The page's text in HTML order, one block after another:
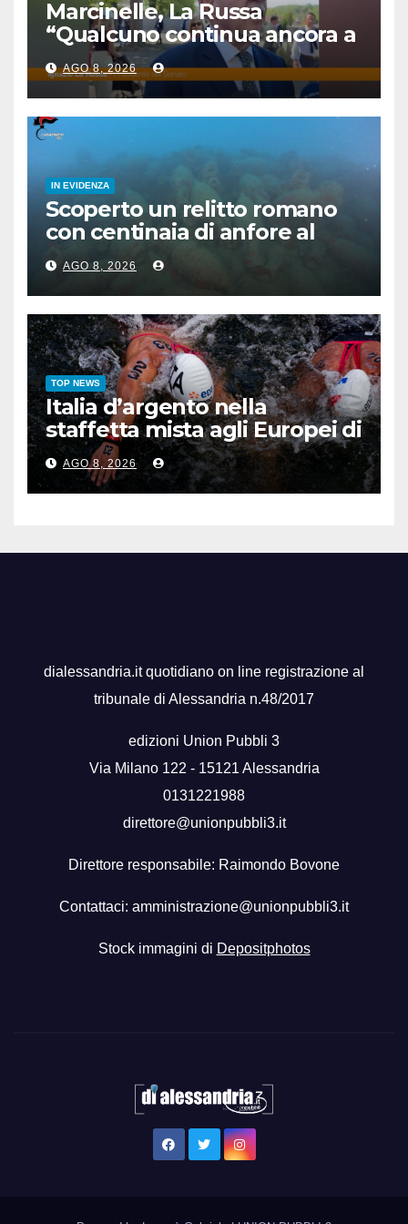
Marcinelle, La Russa
“Qualcuno continua ancora a
voltare le spalle”
AGO 8, 2026
IN EVIDENZA
Scoperto un relitto romano
con centinaia di anfore al
largo di Mazara del Vallo
AGO 8, 2026
TOP NEWS
Italia d’argento nella
staffetta mista agli Europei di
nuoto di fondo
AGO 8, 2026
dialessandria.it quotidiano on line registrazione al
tribunale di Alessandria n.48/2017
edizioni Union Pubbli 3
Via Milano 122 - 15121 Alessandria
0131221988
direttore@unionpubbli3.it
Direttore responsabile: Raimondo Bovone
Contattaci: amministrazione@unionpubbli3.it
Stock immagini di Depositphotos